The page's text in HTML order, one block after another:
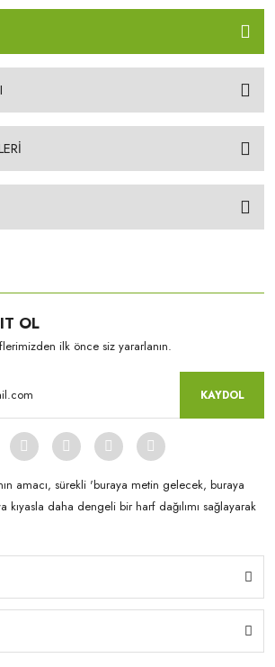
OL
ilk önce siz yararlanın.
KAYDOL
amacı, sürekli 'buraya metin gelecek, buraya
daha dengeli bir harf dağılımı sağlayarak